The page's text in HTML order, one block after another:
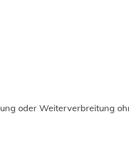
oder Weiterverbreitung